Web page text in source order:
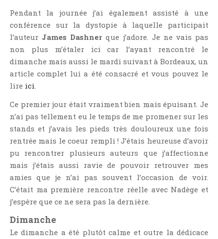
Pendant la journée j’ai également assisté à une
conférence sur la dystopie à laquelle participait
l’auteur James Dashner que j’adore. Je ne vais pas
non plus m’étaler ici car l’ayant rencontré le
dimanche mais aussi le mardi suivant à Bordeaux, un
article complet lui a été consacré et vous pouvez le
lire ici.
Ce premier jour était vraiment bien mais épuisant. Je
n’ai pas tellement eu le temps de me promener sur les
stands et j’avais les pieds très douloureux une fois
rentrée mais le coeur rempli ! J’étais heureuse d’avoir
pu rencontrer plusieurs auteurs que j’affectionne
mais j’étais aussi ravie de pouvoir retrouver mes
amies que je n’ai pas souvent l’occasion de voir.
C’était ma première rencontre réelle avec Nadège et
j’espère que ce ne sera pas la dernière.
Dimanche
Le dimanche a été plutôt calme et outre la dédicace